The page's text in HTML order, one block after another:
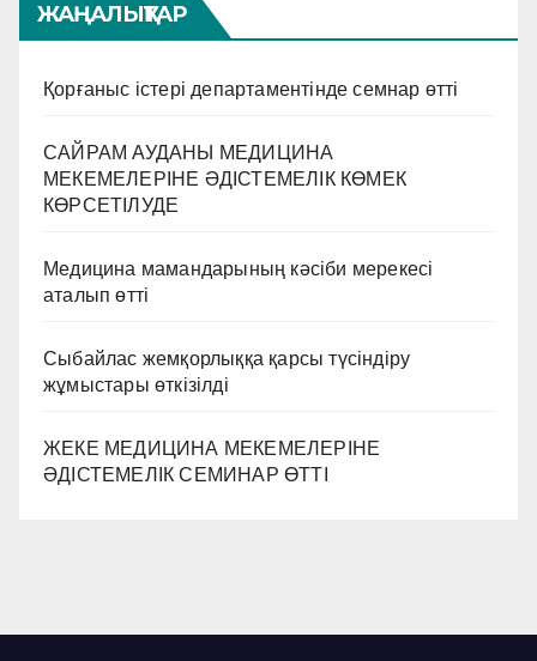
ЖАҢАЛЫҚТАР
Қорғаныс істері департаментінде семнар өтті
САЙРАМ АУДАНЫ МЕДИЦИНА
МЕКЕМЕЛЕРІНЕ ӘДІСТЕМЕЛІК КӨМЕК
КӨРСЕТІЛУДЕ
Медицина мамандарының кәсіби мерекесі
аталып өтті
Сыбайлас жемқорлыққа қарсы түсіндіру
жұмыстары өткізілді
ЖЕКЕ МЕДИЦИНА МЕКЕМЕЛЕРІНЕ
ӘДІСТЕМЕЛІК СЕМИНАР ӨТТІ